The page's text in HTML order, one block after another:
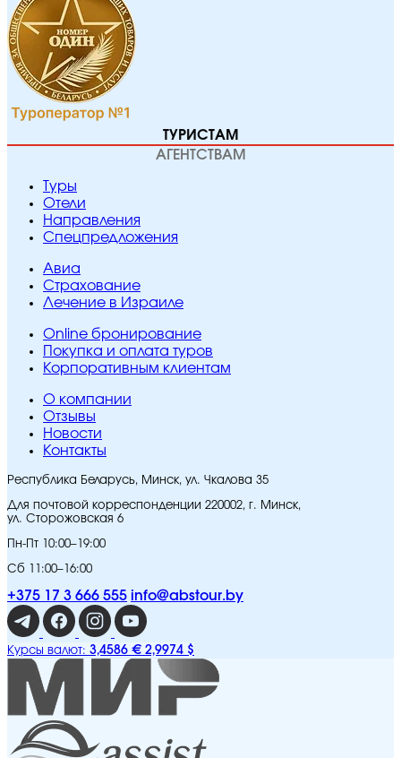
ТУРИСТАМ
АГЕНТСТВАМ
Туры
Отели
Направления
Спецпредложения
Авиа
Страхование
Лечение в Израиле
Online бронирование
Покупка и оплата туров
Корпоративным клиентам
O компании
Отзывы
Новости
Контакты
Республика Беларусь, Минск, ул. Чкалова 35
Для почтовой корреспонденции 220002, г. Минск,
ул. Сторожовская 6
Пн-Пт 10:00–19:00
Сб 11:00–16:00
+375 17 3 666 555 info@abstour.by
Курсы валют: 3,4586 € 2,9974 $